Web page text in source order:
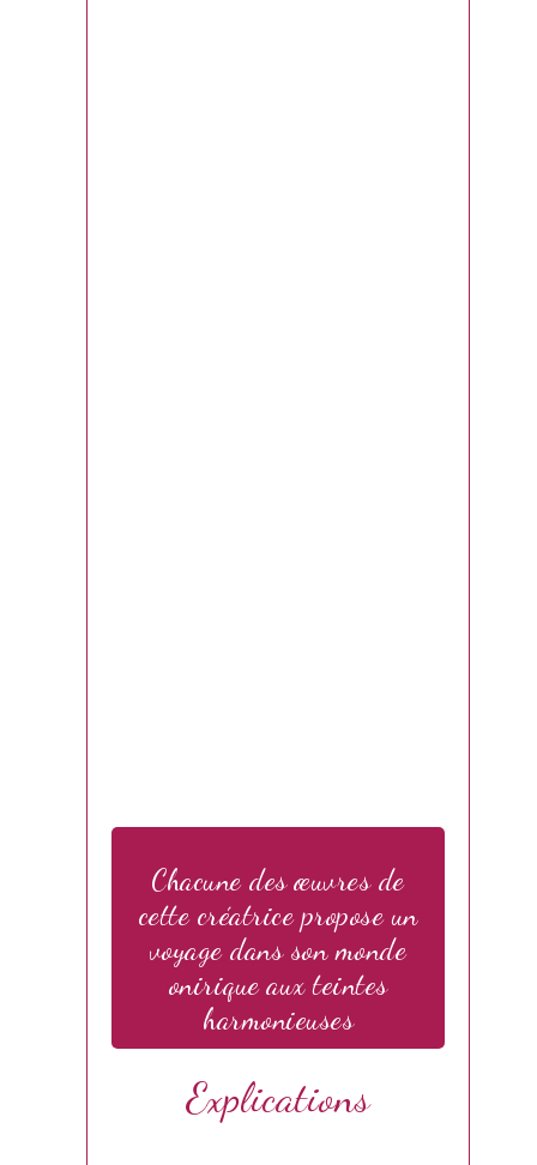
Chacune des œuvres de
cette créatrice propose un
voyage dans son monde
onirique aux teintes
harmonieuses
Explications